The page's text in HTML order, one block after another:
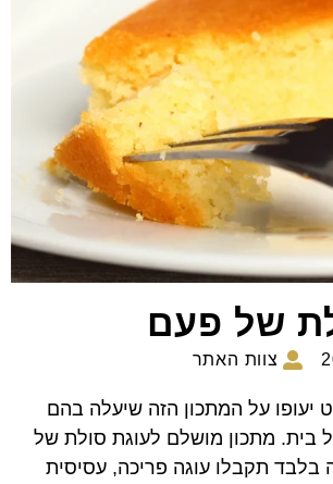
של פעם
צוות האתר
יעופו על המתכון הזה שיעלה בהם
בית. מתכון מושלם לעוגת סולת של
תקבלו עוגה פריכה, עסיסית